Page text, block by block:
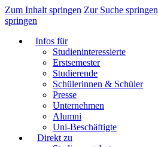
Zum Inhalt springen Zur Suche springen
springen
Infos für
Studieninteressierte
Erstsemester
Studierende
Schülerinnen & Schüler
Presse
Unternehmen
Alumni
Uni-Beschäftigte
Direkt zu